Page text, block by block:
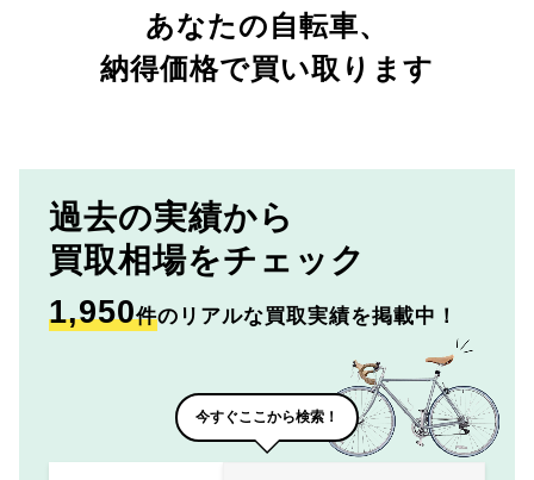
あなたの自転車、
納得価格で買い取ります
過去の実績から
買取相場をチェック
1,950件のリアルな買取実績を掲載中！
今すぐここから検索！